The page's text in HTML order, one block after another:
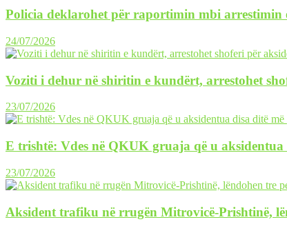
Policia deklarohet për raportimin mbi
24/07/2026
Voziti i dehur në shiritin e kundërt, arrestohet
23/07/2026
E trishtë: Vdes në QKUK gruaja që u
23/07/2026
Aksident trafiku në rrugën Mitrovicë-Prishtinë,